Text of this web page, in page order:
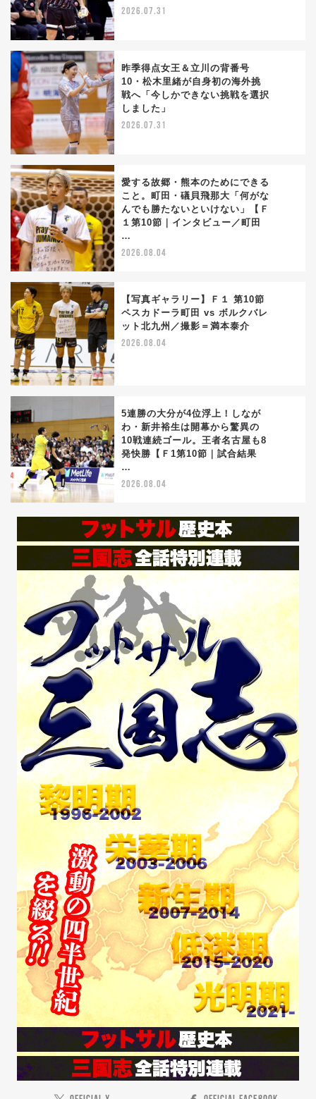
2026.07.31
昨季得点女王＆立川の背番号
10・松木里緒が自身初の海外挑
戦へ「今しかできない挑戦を選択
しました」
2026.07.31
愛する故郷・熊本のためにできる
こと。町田・礒貝飛那大「何がな
んでも勝たないといけない」【Ｆ
１第10節｜インタビュー／町田
…
2026.08.04
【写真ギャラリー】Ｆ１ 第10節
ペスカドーラ町田 vs ボルクバレ
ット北九州／撮影＝満本泰介
2026.08.04
5連勝の大分が4位浮上！しなが
わ・新井裕生は開幕から驚異の
10戦連続ゴール。王者名古屋も8
発快勝【Ｆ1第10節｜試合結果
…
2026.08.04